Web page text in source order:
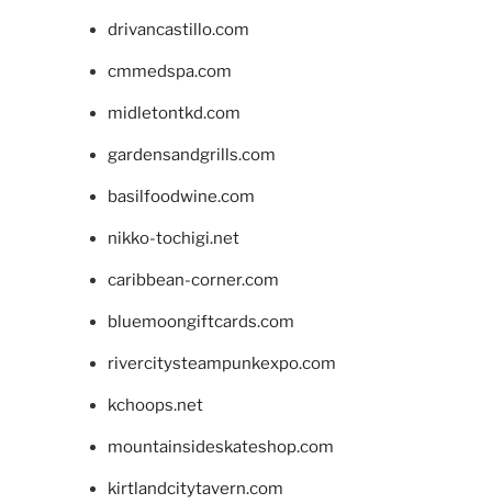
drivancastillo.com
cmmedspa.com
midletontkd.com
gardensandgrills.com
basilfoodwine.com
nikko-tochigi.net
caribbean-corner.com
bluemoongiftcards.com
rivercitysteampunkexpo.com
kchoops.net
mountainsideskateshop.com
kirtlandcitytavern.com